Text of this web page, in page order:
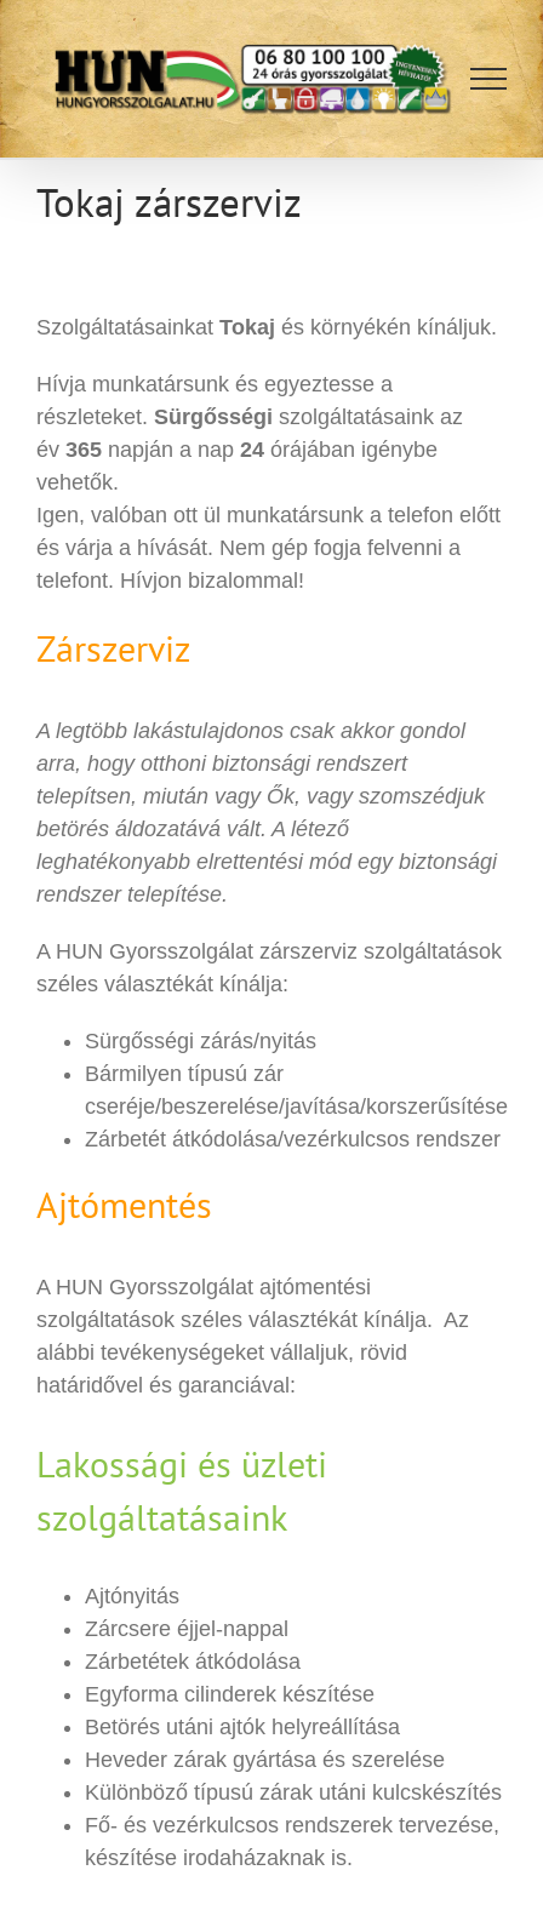
Kihagyás
Tokaj zárszerviz
Szolgáltatásainkat Tokaj és környékén kínáljuk.
Hívja munkatársunk és egyeztesse a
részleteket. Sürgősségi szolgáltatásaink az
év 365 napján a nap 24 órájában igénybe
vehetők.
Igen, valóban ott ül munkatársunk a telefon előtt
és várja a hívását. Nem gép fogja felvenni a
telefont. Hívjon bizalommal!
Zárszerviz
A legtöbb lakástulajdonos csak akkor gondol
arra, hogy otthoni biztonsági rendszert
telepítsen, miután vagy Ők, vagy szomszédjuk
betörés áldozatává vált. A létező
leghatékonyabb elrettentési mód egy biztonsági
rendszer telepítése.
A HUN Gyorsszolgálat zárszerviz szolgáltatások
széles választékát kínálja:
Sürgősségi zárás/nyitás
Bármilyen típusú zár
cseréje/beszerelése/javítása/korszerűsítése
Zárbetét átkódolása/vezérkulcsos rendszer
Ajtómentés
A HUN Gyorsszolgálat ajtómentési
szolgáltatások széles választékát kínálja. Az
alábbi tevékenységeket vállaljuk, rövid
határidővel és garanciával:
Lakossági és üzleti
szolgáltatásaink
Ajtónyitás
Zárcsere éjjel-nappal
Zárbetétek átkódolása
Egyforma cilinderek készítése
Betörés utáni ajtók helyreállítása
Heveder zárak gyártása és szerelése
Különböző típusú zárak utáni kulcskészítés
Fő- és vezérkulcsos rendszerek tervezése,
készítése irodaházaknak is.